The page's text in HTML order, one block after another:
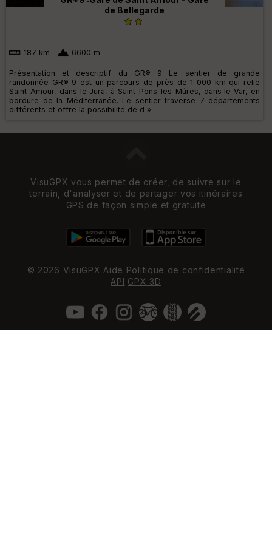
de Bellegarde
187 km 6600 m
Présentation et descriptif du GR® 9 Le sentier de grande
randonnée GR® 9 est un parcours de près de 1 000 km qui relie
Saint-Amour, dans le Jura, à Saint-Pons-les-Mûres, dans le Var, en
bordure de la Méditerranée. Le sentier traverse 7 départements
différents et offre la possibilité de d »
VisuGPX vous permet de créer, de suivre sur le
terrain, d'analyser et de partager vos itinéraires
GPS de façon simple et gratuite
© 2026 VisuGPX Aide Politique de confidentialité
API GPX 3D